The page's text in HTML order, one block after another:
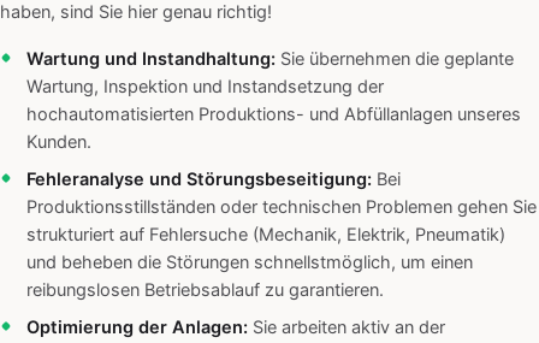
haben, sind Sie hier genau richtig!
Wartung und Instandhaltung: Sie übernehmen die geplante
Wartung, Inspektion und Instandsetzung der
hochautomatisierten Produktions- und Abfüllanlagen unseres
Kunden.
Fehleranalyse und Störungsbeseitigung: Bei
Produktionsstillständen oder technischen Problemen gehen Sie
strukturiert auf Fehlersuche (Mechanik, Elektrik, Pneumatik)
und beheben die Störungen schnellstmöglich, um einen
reibungslosen Betriebsablauf zu garantieren.
Optimierung der Anlagen: Sie arbeiten aktiv an der